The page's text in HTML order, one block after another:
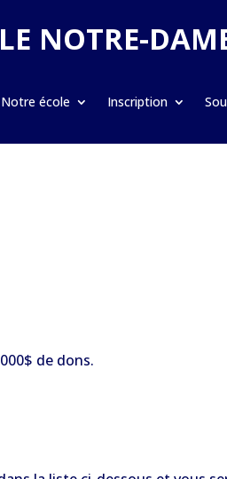
NOTRE-
Notre école Inscription
de dons.